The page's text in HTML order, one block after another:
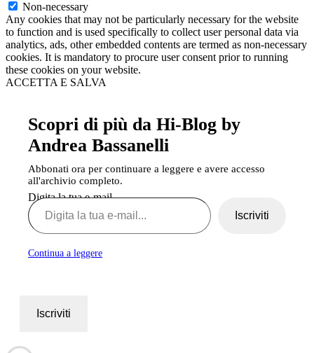
Non-necessary
Any cookies that may not be particularly necessary for the website
to function and is used specifically to collect user personal data via
analytics, ads, other embedded contents are termed as non-necessary
cookies. It is mandatory to procure user consent prior to running
these cookies on your website.
ACCETTA E SALVA
Scopri di più da Hi-Blog by
Andrea Bassanelli
Abbonati ora per continuare a leggere e avere accesso
all'archivio completo.
Digita la tua e-mail...
Iscriviti
Continua a leggere
Iscriviti